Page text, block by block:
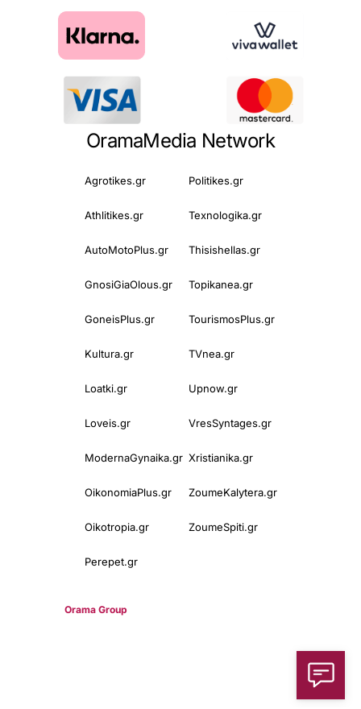
OramaMedia Network
Agrotikes.gr Politikes.gr
Athlitikes.gr Texnologika.gr
AutoMotoPlus.gr Thisishellas.gr
GnosiGiaOlous.gr Topikanea.gr
GoneisPlus.gr TourismosPlus.gr
Kultura.gr TVnea.gr
Loatki.gr Upnow.gr
Loveis.gr VresSyntages.gr
ModernaGynaika.gr Xristianika.gr
OikonomiaPlus.gr ZoumeKalytera.gr
Oikotropia.gr ZoumeSpiti.gr
Perepet.gr
Orama Group